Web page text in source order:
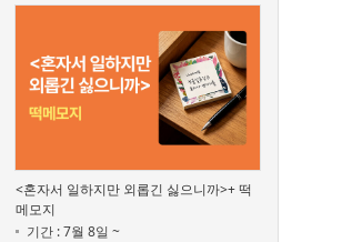
<혼자서 일하지만 외롭긴 싫으니까>+ 떡
메모지
기간 : 7월 8일 ~